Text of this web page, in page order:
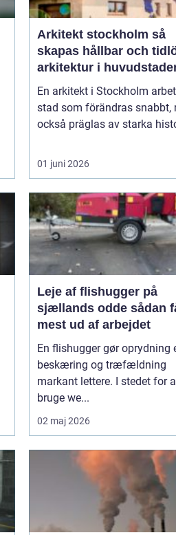
Arkitekt stockholm så
skapas hållbar och
arkitektur i
En arkitekt i Stockholm
stad som förändras snabbt,
också präglas av starka
01 juni 2026
Leje af flishugger på
sjællands odde sådan får du
mest ud af arbejdet
En flishugger gør oprydning
beskæring og træfældning
markant lettere. I stedet for
bruge we...
02 maj 2026